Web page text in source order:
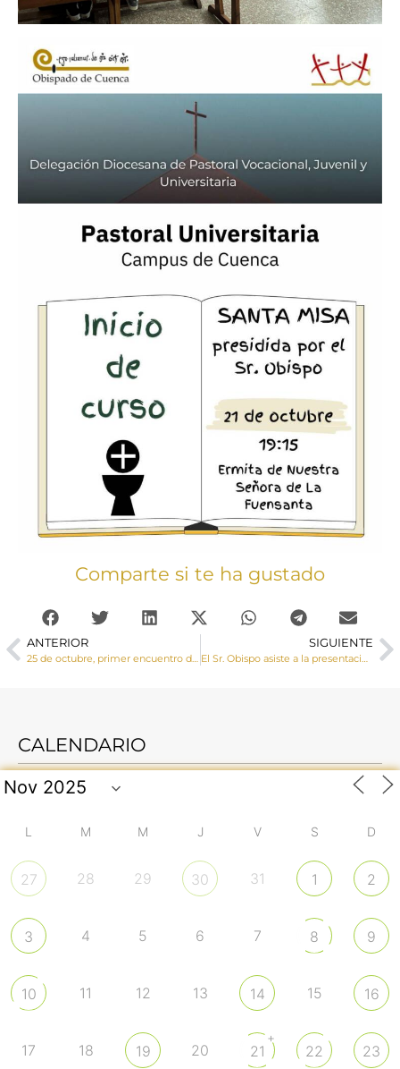
Comparte si te ha gustado
ANTERIOR SIGUIENTE
CALENDARIO
L M M J V S D
27 28 29 30 31 1 2
3 4 5 6 7 8 9
10 11 12 13 14 15 16
17 18 19 20 21
+
22 23